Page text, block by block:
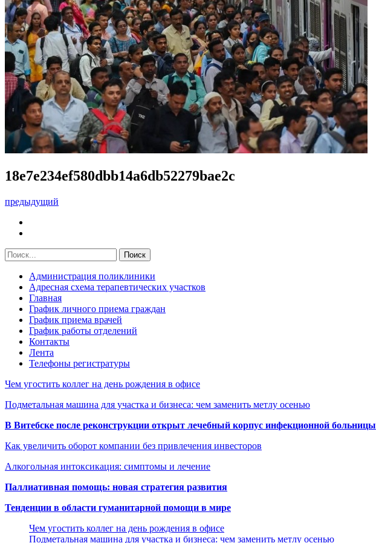
18e7e234ef580dbb14a6db52279bae2c
предыдущий
Администрация поликлиники
Адресная схема терапевтических участков
Главная
График личного приема граждан
График приема врачей
График работы отделений
Контакты
Лента
Телефоны регистратуры
Чем угостить коллег на день рождения в офисе
Подметальная машина для участка и бизнеса: чем заменить метлу осенью
В Витебске после реконструкции открыт лечебный корпус инфекционной больницы
Как увеличить оборот компании без привлечения инвесторов
Алкогольная интоксикация: симптомы и лечение
Паллиативная помощь: новая стратегия развития
Тенденции в области гуманитарной помощи в мире
Чем угостить коллег на день рождения в офисе
Подметальная машина для участка и бизнеса: чем заменить метлу осенью